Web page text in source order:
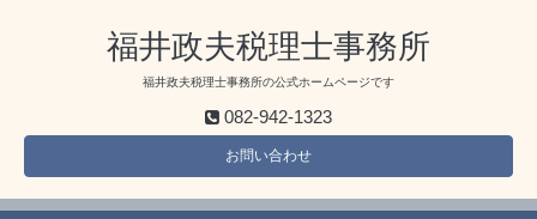
福井政夫税理士事務所
福井政夫税理士事務所の公式ホームページです
082-942-1323
お問い合わせ